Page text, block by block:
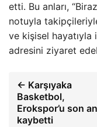
etti. Bu anları,
notuyla
ve kişisel
adresini ziyaret
← Karşıyaka
Basketbol,
Erokspor’u son
kaybetti